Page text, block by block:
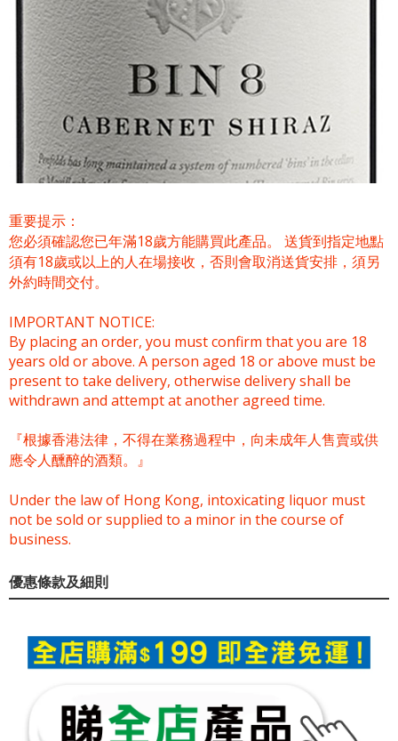
重要提示：
您必須確認您已年滿18歲方能購買此產品。 送貨到指定地點
須有18歲或以上的人在場接收，否則會取消送貨安排，須另
外約時間交付。
IMPORTANT NOTICE:
By placing an order, you must confirm that you are 18
years old or above. A person aged 18 or above must be
present to take delivery, otherwise delivery shall be
withdrawn and attempt at another agreed time.
『根據香港法律，不得在業務過程中，向未成年人售賣或供
應令人醺醉的酒類。』
Under the law of Hong Kong, intoxicating liquor must
not be sold or supplied to a minor in the course of
business.
優惠條款及細則